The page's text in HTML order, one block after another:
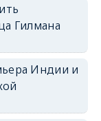
Гилмана
Индии и